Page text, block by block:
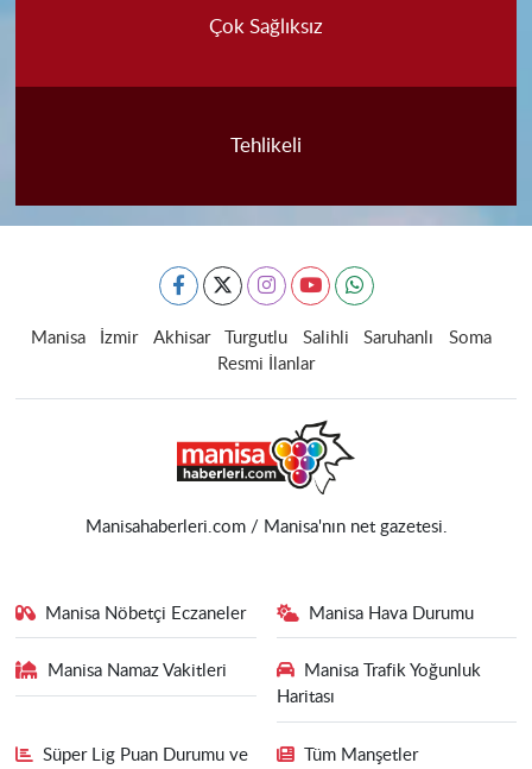
Çok Sağlıksız
Tehlikeli
Manisa İzmir Akhisar Turgutlu Salihli Saruhanlı
Soma
Resmi İlanlar
Manisahaberleri.com / Manisa'nın net gazetesi.
Manisa Nöbetçi Eczaneler Manisa Hava Durumu
Manisa Namaz Vakitleri
Manisa Trafik Yoğunluk
Haritası
Süper Lig Puan Durumu ve Tüm Manşetler